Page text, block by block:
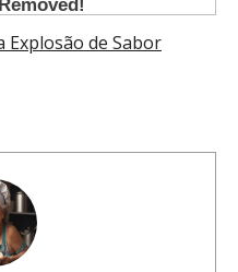
Explosão de Sabor